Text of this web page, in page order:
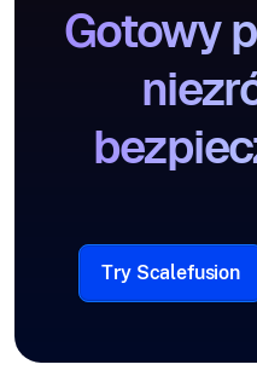
Gotowy
Try Scalefusion